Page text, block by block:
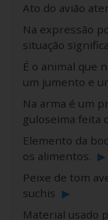
Ato do avião
Na expressão
situação
É o animal que
um jumento e
Na arma é um
guloseima feita
Elemento da
os alimentos. ▶
Peixe de tom
suchis ▶
Material usado